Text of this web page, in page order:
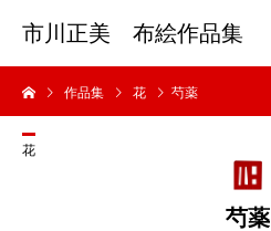
市川正美 布絵作品集
作品集 花 芍薬
花
芍薬